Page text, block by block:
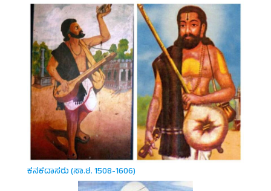
ಕನಕದಾಸರು (ಸಾ.ಶ. 1508-1606)